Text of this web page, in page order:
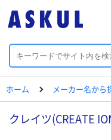
ホーム メーカー名から
クレイツ(CREATE